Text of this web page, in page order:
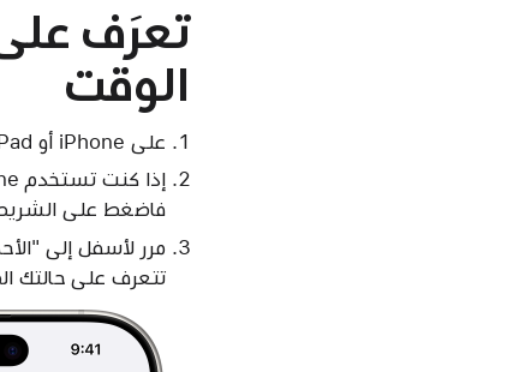
تعرَف
الوقت
على iPhone أو iPad، افتحي تطبيق "صحتي".
إذا كنت تستخدم iPhone الخاص بك، فاضغط على علامة التبويب "الملخص". إذا كنت تستخدم جهاز iPad الخاص بك،
فاضغط على الشريط
مرر لأسفل إلى
تتعرف على حالتك